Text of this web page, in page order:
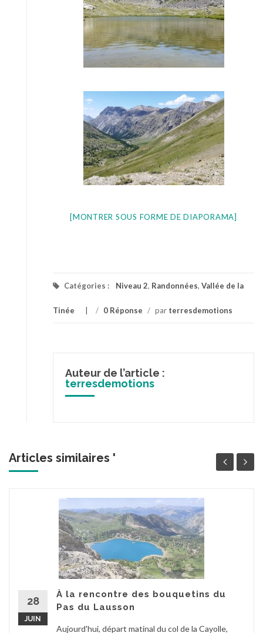
[MONTRER SOUS FORME DE DIAPORAMA]
Catégories : Niveau 2, Randonnées, Vallée de la
Tinée / 0 Réponse / par terresdemotions
Auteur de l’article :
terresdemotions
Articles similaires '
28
JUIN
À la rencontre des bouquetins du
Pas du Lausson
Aujourd'hui, départ matinal du col de la Cayolle,